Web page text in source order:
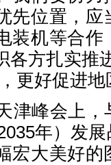
先位置，
装机等合
各方扎实推
更好促进
津峰会上
年）发
宏大美好